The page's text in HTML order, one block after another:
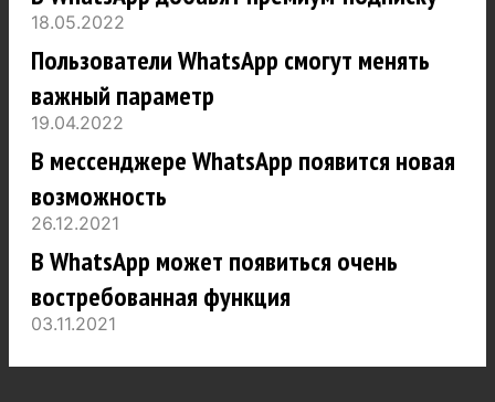
18.05.2022
Пользователи WhatsApp смогут менять
важный параметр
19.04.2022
В мессенджере WhatsApp появится новая
возможность
26.12.2021
В WhatsApp может появиться очень
востребованная функция
03.11.2021